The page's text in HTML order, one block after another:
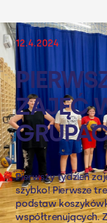
12.4.2024
ZAJĘĆ
Pierwszy tydzień
szybko! Pierwsze
podstaw
współtrenujących.